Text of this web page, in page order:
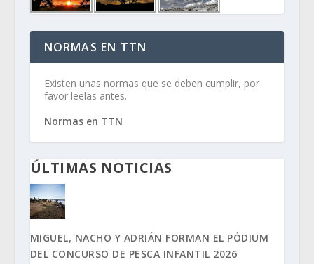
NORMAS EN TTN
Existen unas normas que se deben cumplir, por
favor leelas antes.
Normas en TTN
ÚLTIMAS NOTICIAS
MIGUEL, NACHO Y ADRIÁN FORMAN EL PÓDIUM
DEL CONCURSO DE PESCA INFANTIL 2026